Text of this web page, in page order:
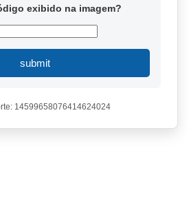
exibido na imagem?
submit
14599658076414624024